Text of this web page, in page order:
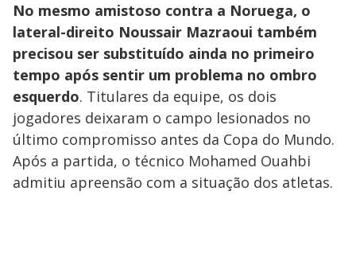
No mesmo amistoso contra a Noruega, o
lateral-direito Noussair Mazraoui também
precisou ser substituído ainda no primeiro
tempo após sentir um problema no ombro
esquerdo. Titulares da equipe, os dois
jogadores deixaram o campo lesionados no
último compromisso antes da Copa do Mundo.
Após a partida, o técnico Mohamed Ouahbi
admitiu apreensão com a situação dos atletas.